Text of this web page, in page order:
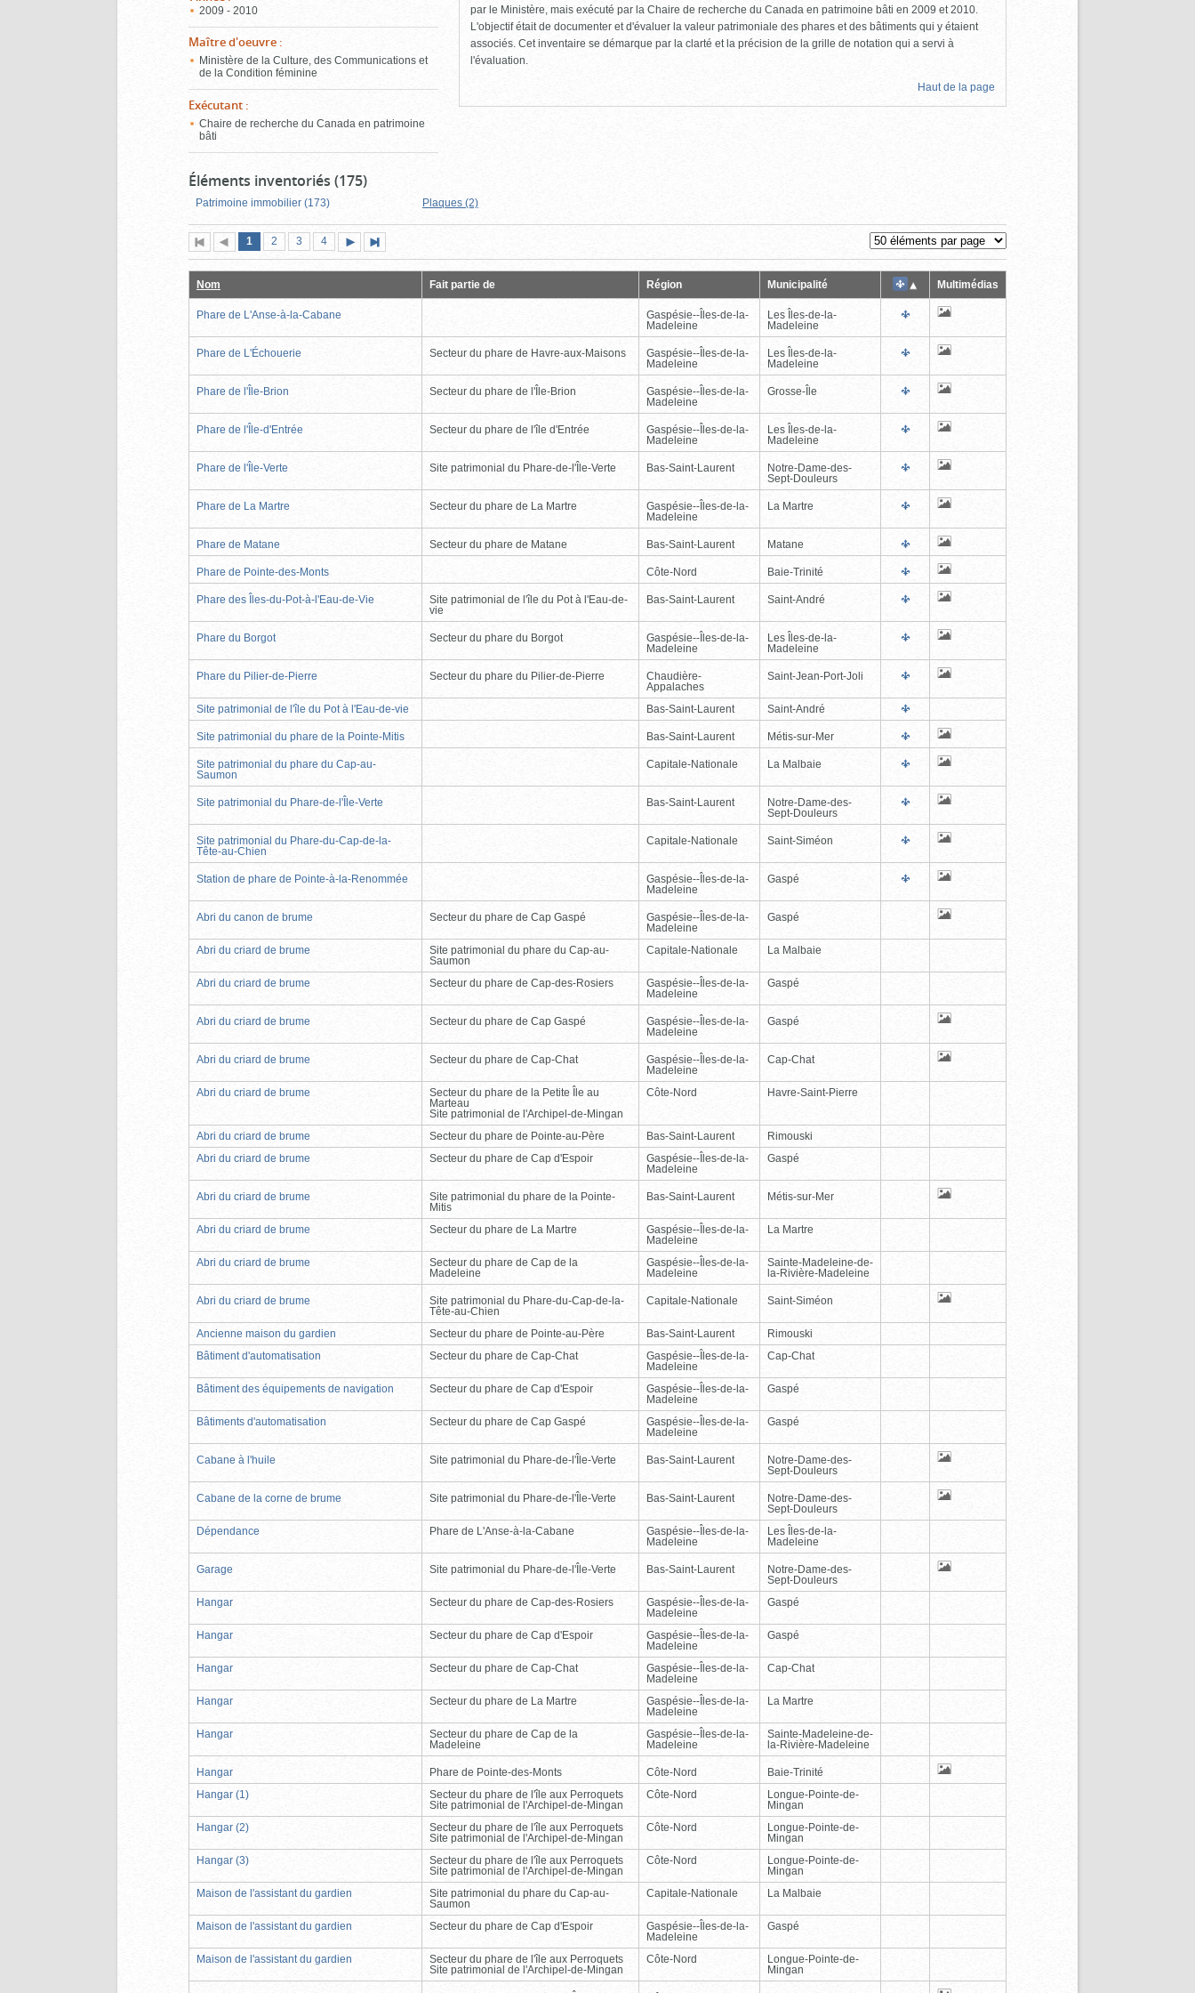
2009 - 2010
Maître d'oeuvre :
Ministère de la Culture, des Communications et
de la Condition féminine
Exécutant :
Chaire de recherche du Canada en patrimoine
bâti
par le Ministère, mais exécuté par la Chaire de recherche du Canada en patrimoine bâti en 2009 et 2010.
L'objectif était de documenter et d'évaluer la valeur patrimoniale des phares et des bâtiments qui y étaient
associés. Cet inventaire se démarque par la clarté et la précision de la grille de notation qui a servi à
l'évaluation.
Haut de la page
Éléments inventoriés (175)
Patrimoine immobilier (173) Plaques (2)
Première
page
Page
précédente
Page
1 (page
actuelle)
Page
2 Page
3 Page
4
suivante
page
Nom Fait partie de Région Municipalité Multimédias
Phare de L'Anse-à-la-Cabane
Gaspésie--Îles-de-la-
Madeleine
Les Îles-de-la-
Madeleine
Phare de L'Échouerie Secteur du phare de Havre-aux-Maisons
Gaspésie--Îles-de-la-
Madeleine
Les Îles-de-la-
Madeleine
Phare de l'Île-Brion Secteur du phare de l'Île-Brion
Gaspésie--Îles-de-la-
Madeleine
Grosse-Île
Phare de l'Île-d'Entrée Secteur du phare de l'île d'Entrée
Gaspésie--Îles-de-la-
Madeleine
Les Îles-de-la-
Madeleine
Phare de l'Île-Verte Site patrimonial du Phare-de-l'Île-Verte Bas-Saint-Laurent
Notre-Dame-des-
Sept-Douleurs
Phare de La Martre Secteur du phare de La Martre
Gaspésie--Îles-de-la-
Madeleine
La Martre
Phare de Matane Secteur du phare de Matane Bas-Saint-Laurent Matane
Phare de Pointe-des-Monts Côte-Nord Baie-Trinité
Phare des Îles-du-Pot-à-l'Eau-de-Vie
Site patrimonial de l'île du Pot à l'Eau-de-
vie
Bas-Saint-Laurent Saint-André
Phare du Borgot Secteur du phare du Borgot
Gaspésie--Îles-de-la-
Madeleine
Les Îles-de-la-
Madeleine
Phare du Pilier-de-Pierre Secteur du phare du Pilier-de-Pierre
Chaudière-
Appalaches
Saint-Jean-Port-Joli
Site patrimonial de l'île du Pot à l'Eau-de-vie Bas-Saint-Laurent Saint-André
Site patrimonial du phare de la Pointe-Mitis Bas-Saint-Laurent Métis-sur-Mer
Site patrimonial du phare du Cap-au-
Saumon
Capitale-Nationale La Malbaie
Site patrimonial du Phare-de-l'Île-Verte Bas-Saint-Laurent
Notre-Dame-des-
Sept-Douleurs
Site patrimonial du Phare-du-Cap-de-la-
Tête-au-Chien
Capitale-Nationale Saint-Siméon
Station de phare de Pointe-à-la-Renommée
Gaspésie--Îles-de-la-
Madeleine
Gaspé
Abri du canon de brume Secteur du phare de Cap Gaspé
Gaspésie--Îles-de-la-
Madeleine
Gaspé
Abri du criard de brume
Site patrimonial du phare du Cap-au-
Saumon
Capitale-Nationale La Malbaie
Abri du criard de brume Secteur du phare de Cap-des-Rosiers
Gaspésie--Îles-de-la-
Madeleine
Gaspé
Abri du criard de brume Secteur du phare de Cap Gaspé
Gaspésie--Îles-de-la-
Madeleine
Gaspé
Abri du criard de brume Secteur du phare de Cap-Chat
Gaspésie--Îles-de-la-
Madeleine
Cap-Chat
Abri du criard de brume
Secteur du phare de la Petite Île au
Marteau
Site patrimonial de l'Archipel-de-Mingan
Côte-Nord Havre-Saint-Pierre
Abri du criard de brume Secteur du phare de Pointe-au-Père Bas-Saint-Laurent
Rimouski
Abri du criard de brume
Secteur du phare de Cap d'Espoir
Gaspésie--Îles-de-la-
Madeleine
Gaspé
Abri du criard de brume
Site patrimonial du phare de la Pointe-
Mitis
Bas-Saint-Laurent Métis-sur-Mer
Abri du criard de brume Secteur du phare de La Martre
Gaspésie--Îles-de-la-
Madeleine
La Martre
Abri du criard de brume
Secteur du phare de Cap de la
Madeleine
Gaspésie--Îles-de-la-
Madeleine
Sainte-Madeleine-de-
la-Rivière-Madeleine
Abri du criard de brume
Site patrimonial du Phare-du-Cap-de-la-
Tête-au-Chien
Capitale-Nationale Saint-Siméon
Ancienne maison du gardien Secteur du phare de Pointe-au-Père Bas-Saint-Laurent
Rimouski
Bâtiment d'automatisation
Secteur du phare de Cap-Chat
Gaspésie--Îles-de-la-
Madeleine
Cap-Chat
Bâtiment des équipements de navigation Secteur du phare de Cap d'Espoir
Gaspésie--Îles-de-la-
Madeleine
Gaspé
Bâtiments d'automatisation Secteur du phare de Cap Gaspé
Gaspésie--Îles-de-la-
Madeleine
Gaspé
Cabane à l'huile Site patrimonial du Phare-de-l'Île-Verte Bas-Saint-Laurent
Notre-Dame-des-
Sept-Douleurs
Cabane de la corne de brume Site patrimonial du Phare-de-l'Île-Verte Bas-Saint-Laurent
Notre-Dame-des-
Sept-Douleurs
Dépendance
Phare de L'Anse-à-la-Cabane
Gaspésie--Îles-de-la-
Madeleine
Les Îles-de-la-
Madeleine
Garage Site patrimonial du Phare-de-l'Île-Verte Bas-Saint-Laurent
Notre-Dame-des-
Sept-Douleurs
Hangar
Secteur du phare de Cap-des-Rosiers
Gaspésie--Îles-de-la-
Madeleine
Gaspé
Hangar Secteur du phare de Cap d'Espoir
Gaspésie--Îles-de-la-
Madeleine
Gaspé
Hangar Secteur du phare de Cap-Chat
Gaspésie--Îles-de-la-
Madeleine
Cap-Chat
Hangar Secteur du phare de La Martre
Gaspésie--Îles-de-la-
Madeleine
La Martre
Hangar
Secteur du phare de Cap de la
Madeleine
Gaspésie--Îles-de-la-
Madeleine
Sainte-Madeleine-de-
la-Rivière-Madeleine
Hangar Phare de Pointe-des-Monts Côte-Nord
Baie-Trinité
Hangar (1)
Secteur du phare de l'île aux Perroquets
Site patrimonial de l'Archipel-de-Mingan
Côte-Nord
Longue-Pointe-de-
Mingan
Hangar (2)
Secteur du phare de l'île aux Perroquets
Site patrimonial de l'Archipel-de-Mingan
Côte-Nord
Longue-Pointe-de-
Mingan
Hangar (3)
Secteur du phare de l'île aux Perroquets
Site patrimonial de l'Archipel-de-Mingan
Côte-Nord
Longue-Pointe-de-
Mingan
Maison de l'assistant du gardien
Site patrimonial du phare du Cap-au-
Saumon
Capitale-Nationale La Malbaie
Maison de l'assistant du gardien Secteur du phare de Cap d'Espoir
Gaspésie--Îles-de-la-
Madeleine
Gaspé
Maison de l'assistant du gardien
Secteur du phare de l'île aux Perroquets
Site patrimonial de l'Archipel-de-Mingan
Côte-Nord
Longue-Pointe-de-
Mingan